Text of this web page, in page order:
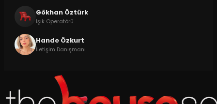
Gökhan Öztürk
Işık Operatörü
Hande Özkurt
İletişim Danışmanı